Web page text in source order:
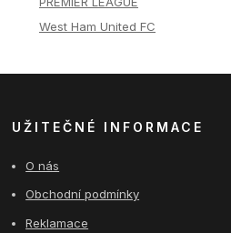
West Ham United FC
UŽITEČNÉ INFORMACE
O nás
Obchodní podmínky
Reklamace